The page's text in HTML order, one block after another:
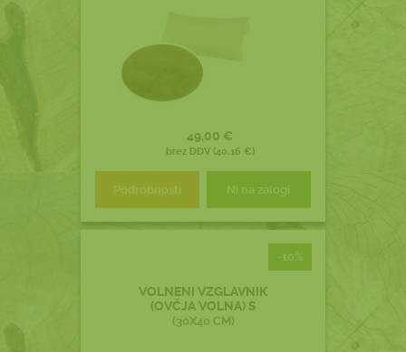
49,00 €
brez DDV (40,16 €)
Podrobnosti Ni na zalogi
-10%
VOLNENI VZGLAVNIK
(OVČJA VOLNA) S
(30X40 CM)